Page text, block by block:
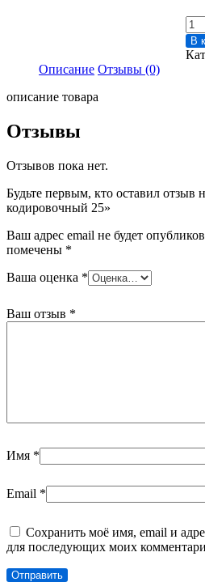
В
Описание Отзывы (0)
описание товара
Отзывы
Отзывов пока нет.
Будьте первым, кто оставил отзыв
кодировочный 25»
Ваш адрес email не будет
помечены *
Ваша оценка *
Ваш отзыв *
Имя *
Email *
Сохранить моё имя, email и
для последующих моих